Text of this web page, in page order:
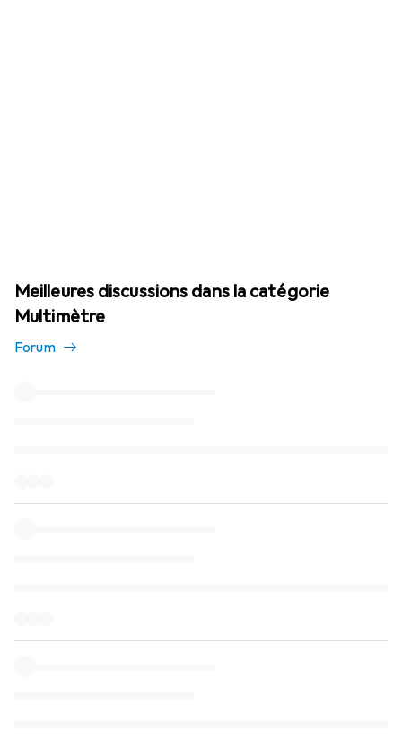
Meilleures discussions dans la catégorie
Multimètre
Forum